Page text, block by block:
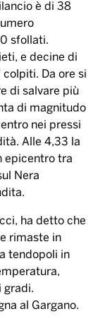
è di 38
sfollati.
e decine di
colpiti. Da ore si
di salvare più
di magnitudo
nei pressi
Alle 4,33 la
epicentro tra
Nera
ha detto che
rimaste in
tendopoli in
gradi.
al Gargano.